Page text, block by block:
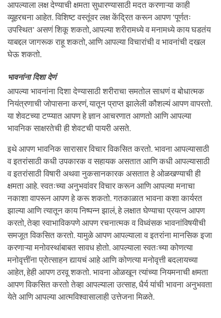
आपल्याला लक्ष देण्याची क्षमता सुधारण्यासाठी मदत करणाऱ्या काही
व्यूहरचना आहेत. विशिष्ट वस्तूंवर लक्ष केंद्रित करून आपण ‘पूर्णतः
उपस्थित’ असणं शिकू शकतो, आपल्या शरीरामध्ये व मनामध्ये काय घडतंय
याबद्दल जागरूक राहू शकतो, आणि आपल्या विचारांची व भावनांची दखल
घेऊ शकतो.
भावनांना दिशा देणं
आपल्या भावनांना दिशा देण्यासाठी शरीराचा समतोल साधणं व बोधात्मक
नियंत्रणाची जोपासना करणं, यातून प्राप्त झालेली कौशल्यं आपण वापरतो.
या शेवटच्या टप्प्यात आपण हे ज्ञान आचरणात आणतो आणि आपल्या
भावनिक साक्षरतेची ही शेवटची पायरी असते.
इथे आपण भावनिक सारासार विचार विकसित करतो. भावना आपल्यासाठी
व इतरांसाठी कधी उपकारक व सहायक असतात आणि कधी आपल्यासाठी
व इतरांसाठी विषारी अथवा नुकसानकारक असतात हे ओळखण्याची ही
क्षमता आहे. स्वतःच्या अनुभवांवर विचार करून आणि आपल्या मनाचा
नकाशा वापरून आपण हे करू शकतो. गतकाळात भावना कशा कार्यरत
झाल्या आणि त्यातून काय निष्पन्न झालं, हे लक्षात घेण्याचा प्रयत्न आपण
करतो, तेव्हा स्वाभाविकपणे आपण रचनात्मक व विध्वंसक भावनांविषयीची
समजूत विकसित करतो. यामुळे आपण आपल्याला व इतरांना मानसिक इजा
करणाऱ्या मनोवस्थांबाबत सावध होतो. आपल्याला स्वतःच्या कोणत्या
मनोवृत्तींना प्रोत्साहन द्यायचं आहे आणि कोणत्या मनोवृत्ती बदलायच्या
आहेत, हेही आपण ठरवू शकतो. भावना ओळखून त्यांच्या नियमनाची क्षमता
आपण विकसित करतो तेव्हा आपल्याला उत्साह, धैर्य यांची भावना अनुभवता
येते आणि आपल्या आत्मविश्वासालाही उत्तेजना मिळते.